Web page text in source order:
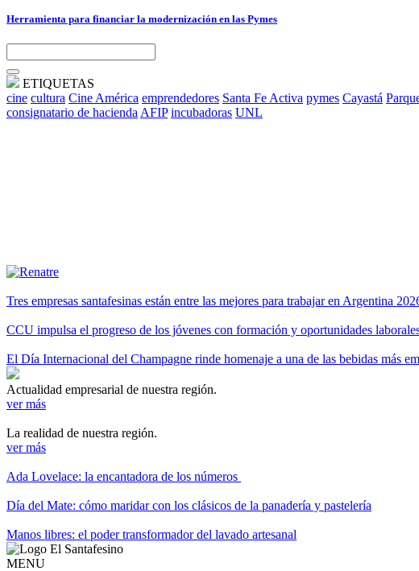
Herramienta para financiar la modernización en las Pymes
ETIQUETAS
cine cultura Cine América emprendedores Santa Fe Activa pymes Cayastá
consignatario de hacienda AFIP incubadoras UNL
Tres empresas santafesinas están entre las mejores para trabajar en Argentina
CCU impulsa el progreso de los jóvenes con formación y oportunidades
El Día Internacional del Champagne rinde homenaje a una de las bebidas más
Actualidad empresarial de nuestra región.
ver más
La realidad de nuestra región.
ver más
Ada Lovelace: la encantadora de los números
Día del Mate: cómo maridar con los clásicos de la panadería y pastelería
Manos libres: el poder transformador del lavado artesanal
MENU